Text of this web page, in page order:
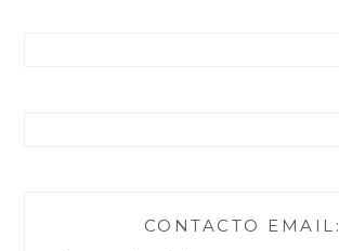
CONTACTO EMAIL: